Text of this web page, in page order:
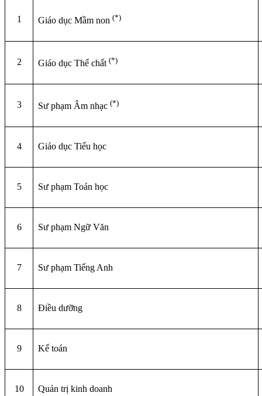
1 Giáo dục Mầm non (*)
2 Giáo dục Thể chất (*)
3 Sư phạm Âm nhạc (*)
4 Giáo dục Tiểu học
5 Sư phạm Toán học
6 Sư phạm Ngữ Văn
7 Sư phạm Tiếng Anh
8 Điều dưỡng
9 Kế toán
10 Quản trị kinh doanh